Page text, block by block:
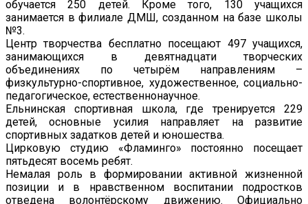
обучается 250 детей. Кроме того, 130 учащихся
занимается в филиале ДМШ, созданном на базе школы
№3.
Центр творчества бесплатно посещают 497 учащихся,
занимающихся в девятнадцати творческих
объединениях по четырём направлениям –
физкультурно-спортивное, художественное, социально-
педагогическое, естественнонаучное.
Ельнинская спортивная школа, где тренируется 229
детей, основные усилия направляет на развитие
спортивных задатков детей и юношества.
Цирковую студию «Фламинго» постоянно посещает
пятьдесят восемь ребят.
Немалая роль в формировании активной жизненной
позиции и в нравственном воспитании подростков
отведена волонтёрскому движению. Официально